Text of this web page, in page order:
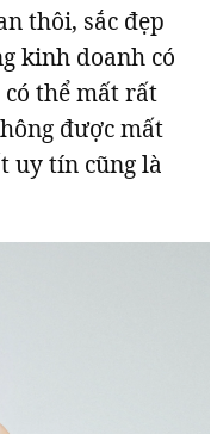
thôi, sắc đẹp
kinh doanh có
thể mất rất
được mất
uy tín cũng là